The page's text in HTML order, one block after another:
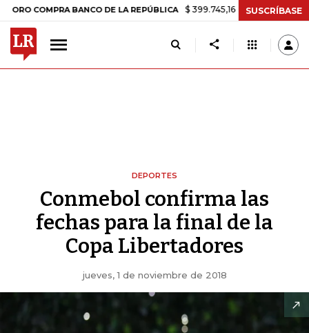
BANCO DE LA REPÚBLICA $ 399.745,16 +$ 2.295,71 +0,58%
SUSCRÍBASE
DEPORTES
Conmebol confirma las
fechas para la final de la
Copa Libertadores
jueves, 1 de noviembre de 2018